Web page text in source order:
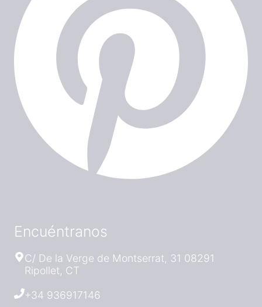
Encuéntranos
C/ De la Verge de Montserrat, 31 08291
Ripollet, CT
+34 936917146